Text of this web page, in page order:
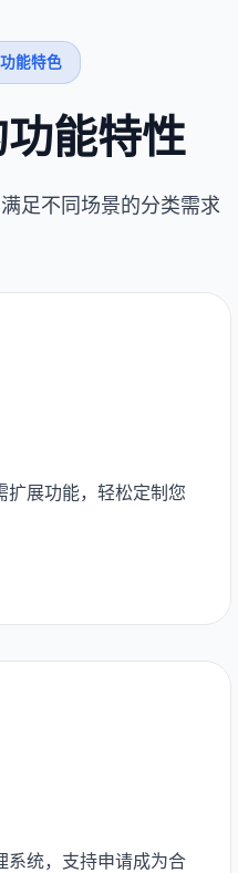
功能特色
能特性
足不同场景的分类需求
扩展功能，轻松定制您
系统，支持申请成为合